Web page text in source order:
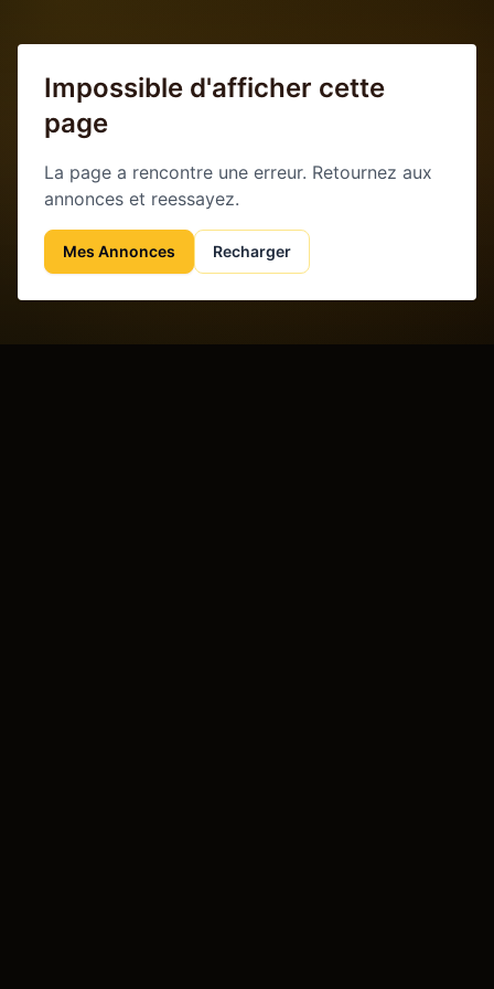
Impossible d'afficher cette
page
La page a rencontre une erreur. Retournez aux
annonces et reessayez.
Mes Annonces Recharger